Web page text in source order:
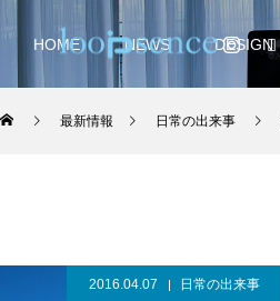
HOME NEWS DESIGN
最新情報 日常の出来事
2016.04.07 日常の出来事